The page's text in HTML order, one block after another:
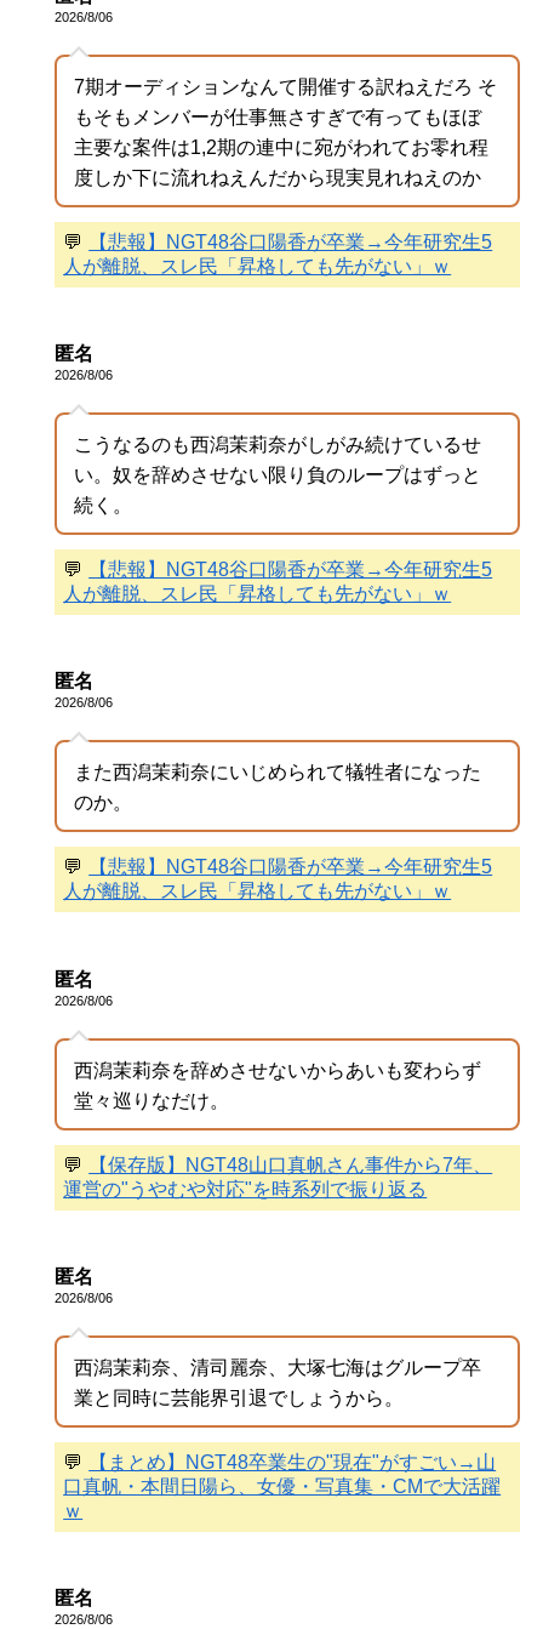
2026/8/06
7期オーディションなんて開催する訳ねえだろ そ
もそもメンバーが仕事無さすぎで有ってもほぼ
主要な案件は1,2期の連中に宛がわれてお零れ程
度しか下に流れねえんだから現実見れねえのか
💬
【悲報】NGT48谷口陽香が卒業→今年研究生5
人が離脱、スレ民「昇格しても先がない」ｗ
匿名
2026/8/06
こうなるのも西潟茉莉奈がしがみ続けているせ
い。奴を辞めさせない限り負のループはずっと
続く。
💬
【悲報】NGT48谷口陽香が卒業→今年研究生5
人が離脱、スレ民「昇格しても先がない」ｗ
匿名
2026/8/06
また西潟茉莉奈にいじめられて犠牲者になった
のか。
💬
【悲報】NGT48谷口陽香が卒業→今年研究生5
人が離脱、スレ民「昇格しても先がない」ｗ
匿名
2026/8/06
西潟茉莉奈を辞めさせないからあいも変わらず
堂々巡りなだけ。
💬
【保存版】NGT48山口真帆さん事件から7年、
運営の"うやむや対応"を時系列で振り返る
匿名
2026/8/06
西潟茉莉奈、清司麗奈、大塚七海はグループ卒
業と同時に芸能界引退でしょうから。
💬
【まとめ】NGT48卒業生の"現在"がすごい→山
口真帆・本間日陽ら、女優・写真集・CMで大活躍
ｗ
匿名
2026/8/06